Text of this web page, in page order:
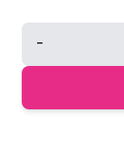
Fahnenkette
Schwarz/Gold
-